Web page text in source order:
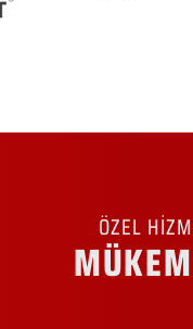
ÖZEL